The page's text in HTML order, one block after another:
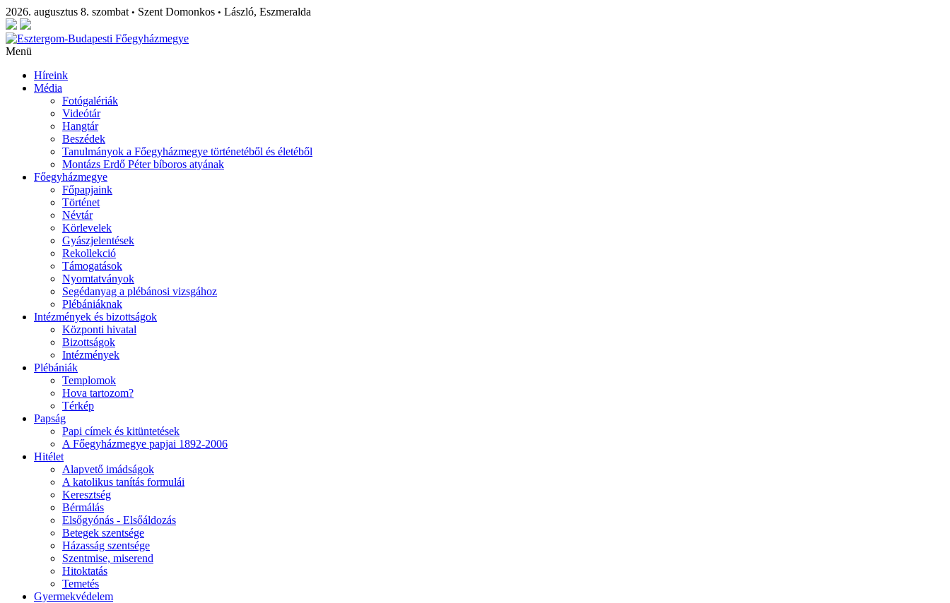
2026. augusztus 8. szombat • Szent Domonkos • László, Eszmeralda
Menü
Híreink
Média
Fotógalériák
Videótár
Hangtár
Beszédek
Tanulmányok a Főegyházmegye történetéből és életéből
Montázs Erdő Péter bíboros atyának
Főegyházmegye
Főpapjaink
Történet
Névtár
Körlevelek
Gyászjelentések
Rekollekció
Támogatások
Nyomtatványok
Segédanyag a plébánosi vizsgához
Plébániáknak
Intézmények és bizottságok
Központi hivatal
Bizottságok
Intézmények
Plébániák
Templomok
Hova tartozom?
Térkép
Papság
Papi címek és kitüntetések
A Főegyházmegye papjai 1892-2006
Hitélet
Alapvető imádságok
A katolikus tanítás formulái
Keresztség
Bérmálás
Elsőgyónás - Elsőáldozás
Betegek szentsége
Házasság szentsége
Szentmise, miserend
Hitoktatás
Temetés
Gyermekvédelem